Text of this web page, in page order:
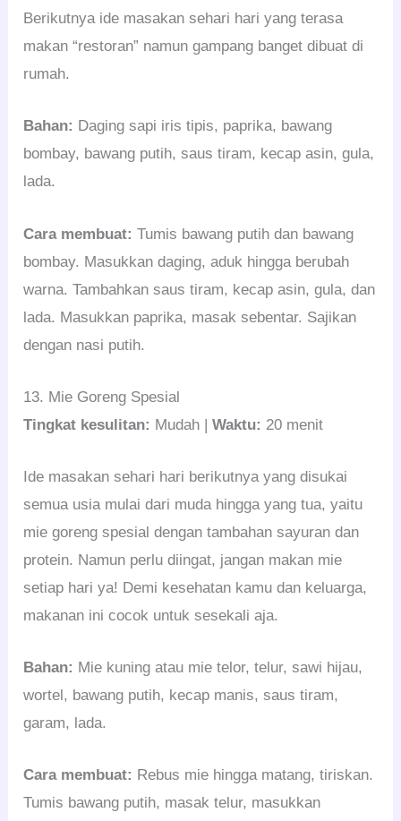
Berikutnya ide masakan sehari hari yang terasa
makan “restoran” namun gampang banget dibuat di
rumah.
Bahan: Daging sapi iris tipis, paprika, bawang
bombay, bawang putih, saus tiram, kecap asin, gula,
lada.
Cara membuat: Tumis bawang putih dan bawang
bombay. Masukkan daging, aduk hingga berubah
warna. Tambahkan saus tiram, kecap asin, gula, dan
lada. Masukkan paprika, masak sebentar. Sajikan
dengan nasi putih.
13. Mie Goreng Spesial
Tingkat kesulitan: Mudah |Waktu: 20 menit
Ide masakan sehari hari berikutnya yang disukai
semua usia mulai dari muda hingga yang tua, yaitu
mie goreng spesial dengan tambahan sayuran dan
protein. Namun perlu diingat, jangan makan mie
setiap hari ya! Demi kesehatan kamu dan keluarga,
makanan ini cocok untuk sesekali aja.
Bahan: Mie kuning atau mie telor, telur, sawi hijau,
wortel, bawang putih, kecap manis, saus tiram,
garam, lada.
Cara membuat: Rebus mie hingga matang, tiriskan.
Tumis bawang putih, masak telur, masukkan